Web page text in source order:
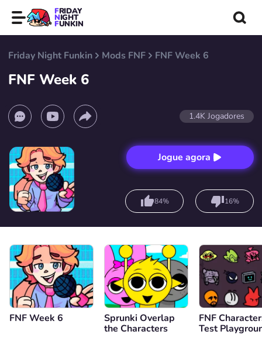
FRIDAY
NIGHT
FUNKIN
Friday Night Funkin Mods FNF FNF Week 6
FNF Week 6
1.4K Jogadores
Jogue agora
84% 16%
FNF Week 6
Sprunki Overlap
the Characters
FNF
Test